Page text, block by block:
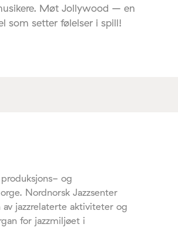
Møt Jollywood – en
som setter følelser i spill!
og
Nordnorsk Jazzsenter
jazzrelaterte aktiviteter og
for jazzmiljøet i